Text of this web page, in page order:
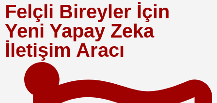
Felçli Bireyler İçin
Yeni Yapay Zeka
İletişim Aracı